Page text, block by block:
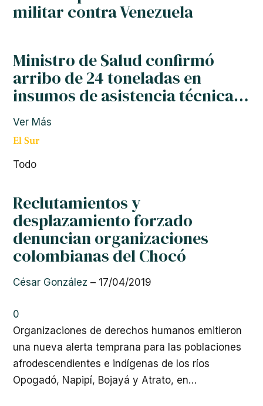
militar contra Venezuela
Ministro de Salud confirmó
arribo de 24 toneladas en
insumos de asistencia técnica…
Ver Más
El Sur
Todo
Reclutamientos y
desplazamiento forzado
denuncian organizaciones
colombianas del Chocó
César González – 17/04/2019
0
Organizaciones de derechos humanos emitieron
una nueva alerta temprana para las poblaciones
afrodescendientes e indígenas de los ríos
Opogadó, Napipí, Bojayá y Atrato, en…